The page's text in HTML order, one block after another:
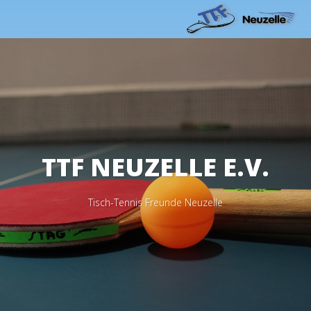
TTF NEUZELLE E.V.
Tisch-Tennis Freunde Neuzelle